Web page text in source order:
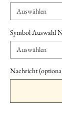
Symbol Auswahl
Nachricht